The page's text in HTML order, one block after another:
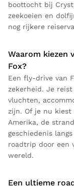
boottocht bij
zeekoeien en
nog rijkere
Waarom kiezen
Fox?
Een fly-drive van
zekerheid. Je
vluchten,
zijn. Of je nu kiest
Amerika, de
geschiedenis
roadtrip door een
wereld.
Een ultieme